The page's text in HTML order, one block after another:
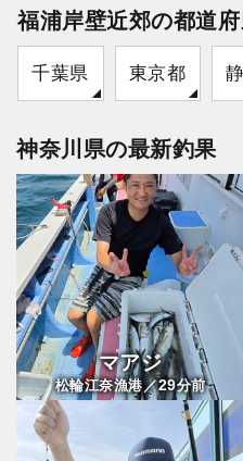
福浦岸壁近郊の都道
千葉県 東京都
神奈川県の最新釣果
マアジ
松輪江奈漁港／29分前